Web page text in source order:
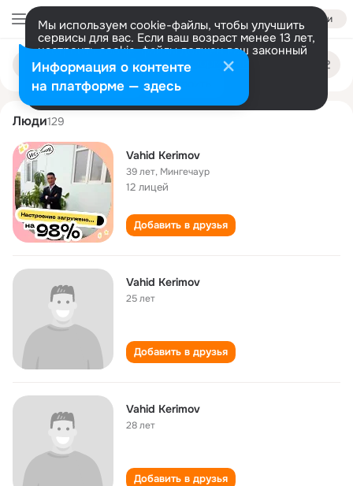
Войти
Мы используем cookie-файлы, чтобы улучшить
сервисы для вас. Если ваш возраст менее 13 лет,
настроить cookie-файлы должен ваш законный
представитель. Больше информации
Разрешить все Настроить
Поиск
людям
vahid kerimov
Люди129
Vahid Kerimov
39 лет, Мингечаур
12 лицей
Добавить в друзья
Vahid Kerimov
25 лет
Добавить в друзья
Vahid Kerimov
28 лет
Добавить в друзья
Информация о контенте
на платформе — здесь